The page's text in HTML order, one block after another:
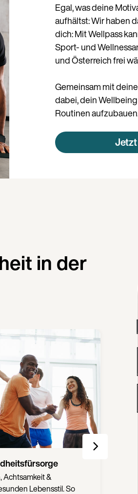
Egal, was deine
aufhältst: Wir haben
dich: Mit Wellpass
Sport- und
und Österreich frei
Gemeinsam mit
dabei, dein
Routinen
in der
Laufen,
motivieren